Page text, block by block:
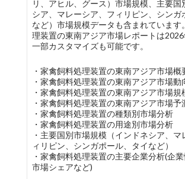
リ、アヒル、グース）市場規模、主要国
シア、マレーシア、フィリピン、シンガ
など）市場規模データも含まれています
理装置の東南アジア市場レポートは2026
一部カスタマイズも可能です。
・家禽飼料処理装置の東南アジア市場概
・家禽飼料処理装置の東南アジア市場動
・家禽飼料処理装置の東南アジア市場規
・家禽飼料処理装置の東南アジア市場予
・家禽飼料処理装置の種類別市場分析
・家禽飼料処理装置の用途別市場分析
・主要国別市場規模（インドネシア、マ
ィリピン、シンガポール、タイなど）
・家禽飼料処理装置の主要企業分析(企業
市場シェアなど)